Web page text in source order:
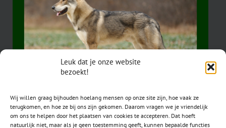
Leuk dat je onze website
bezoekt!
Wij willen graag bijhouden hoelang mensen op onze site zijn, hoe vaak ze
terugkomen, en hoe ze bij ons zijn gekomen. Daarom vragen we je vriendelijk
om ons te helpen door het plaatsen van cookies te accepteren. Dat hoeft
natuurlijk niet, maar als je geen toestemming geeft, kunnen bepaalde functies